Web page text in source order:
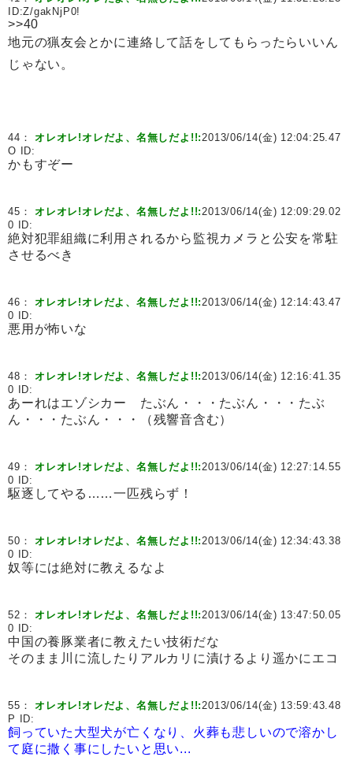
ID:Z/gakNjP0!
>>40
地元の猟友会とかに連絡して話をしてもらったらいいん
じゃない。
44：オレオレ!オレだよ、名無しだよ!!:2013/06/14(金) 12:04:25.47
O ID:
かもすぞー
45：オレオレ!オレだよ、名無しだよ!!:2013/06/14(金) 12:09:29.02
0 ID:
絶対犯罪組織に利用されるから監視カメラと公安を常駐
させるべき
46：オレオレ!オレだよ、名無しだよ!!:2013/06/14(金) 12:14:43.47
0 ID:
悪用が怖いな
48：オレオレ!オレだよ、名無しだよ!!:2013/06/14(金) 12:16:41.35
0 ID:
あーれはエゾシカー たぶん・・・たぶん・・・たぶ
ん・・・たぶん・・・（残響音含む）
49：オレオレ!オレだよ、名無しだよ!!:2013/06/14(金) 12:27:14.55
0 ID:
駆逐してやる……一匹残らず！
50：オレオレ!オレだよ、名無しだよ!!:2013/06/14(金) 12:34:43.38
0 ID:
奴等には絶対に教えるなよ
52：オレオレ!オレだよ、名無しだよ!!:2013/06/14(金) 13:47:50.05
0 ID:
中国の養豚業者に教えたい技術だな
そのまま川に流したりアルカリに漬けるより遥かにエコ
55：オレオレ!オレだよ、名無しだよ!!:2013/06/14(金) 13:59:43.48
P ID:
飼っていた大型犬が亡くなり、火葬も悲しいので溶かし
て庭に撒く事にしたいと思い...